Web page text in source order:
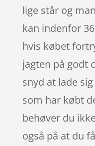
lige står og
kan indenfor
hvis købet
jagten på godt
snyd at lade
som har købt
behøver du
også på at du